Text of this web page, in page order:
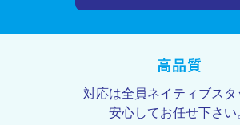
対応は全員ネイティブスタ
安心してお任せ下さい